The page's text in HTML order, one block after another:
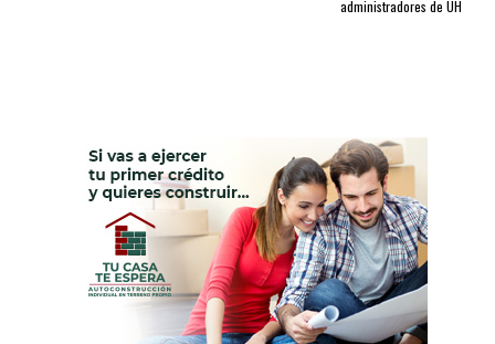
administradores de UH